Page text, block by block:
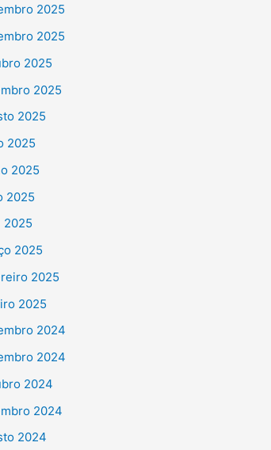
2025
2025
2025
2025
2025
2025
2025
2025
2025
2025
2025
2025
2024
2024
2024
2024
2024